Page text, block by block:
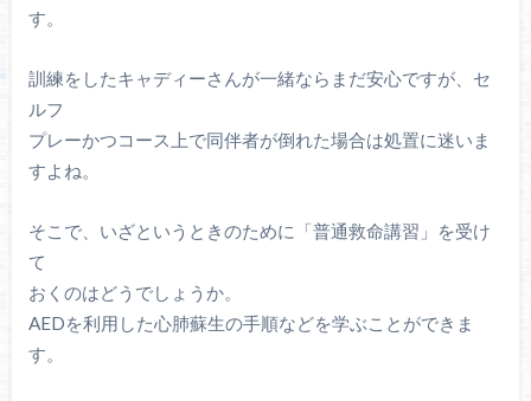
す。
訓練をしたキャディーさんが一緒ならまだ安心ですが、セ
ルフ
プレーかつコース上で同伴者が倒れた場合は処置に迷いま
すよね。
そこで、いざというときのために「普通救命講習」を受け
て
おくのはどうでしょうか。
AEDを利用した心肺蘇生の手順などを学ぶことができま
す。